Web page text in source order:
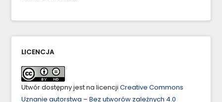
LICENCJA
Utwór dostępny jest na licencji Creative Commons
Uznanie autorstwa – Bez utworów zależnych 4.0